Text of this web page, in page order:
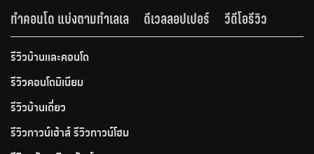
ทำคอนโด แบ่งตามทำเลเล
ดีเวลลอปเปอร์ วีดีโอรีวิว
รีวิวบ้านและคอนโด
รีวิวคอนโดมิเนียม
รีวิวบ้านเดี่ยว
รีวิวทาวน์เฮ้าส์ รีวิวทาวน์โฮม